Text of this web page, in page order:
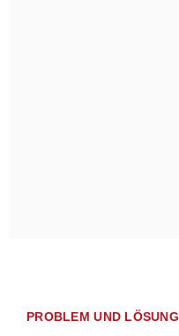
PROBLEM UND LÖSUNG